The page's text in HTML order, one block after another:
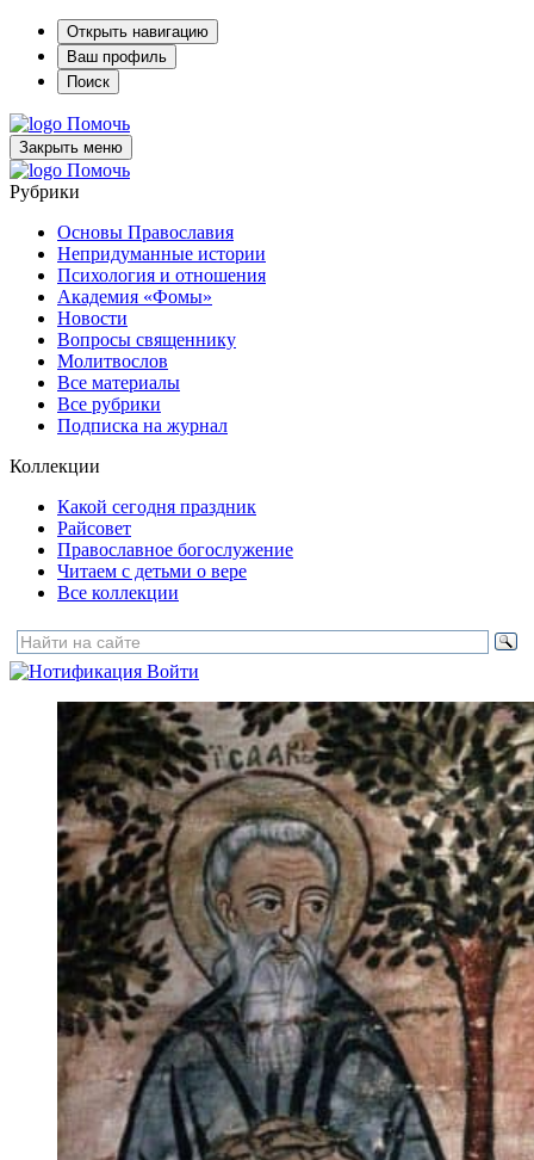
Открыть навигацию
Ваш профиль
Поиск
Помочь
Закрыть меню
Помочь
Рубрики
Основы Православия
Непридуманные истории
Психология и отношения
Академия «Фомы»
Новости
Вопросы священнику
Молитвослов
Все материалы
Все рубрики
Подписка на журнал
Коллекции
Какой сегодня праздник
Райсовет
Православное богослужение
Читаем с детьми о вере
Все коллекции
Войти